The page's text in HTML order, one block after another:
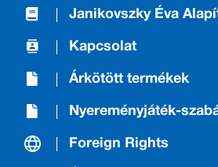
Janikovszky Éva
Kapcsolat
Árkötött termékek
Nyereményjáték-
Foreign Rights